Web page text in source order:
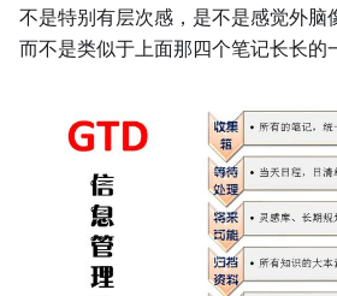
不是特别有层次感，是不是感觉外脑
而不是类似于上面那四个笔记长长的